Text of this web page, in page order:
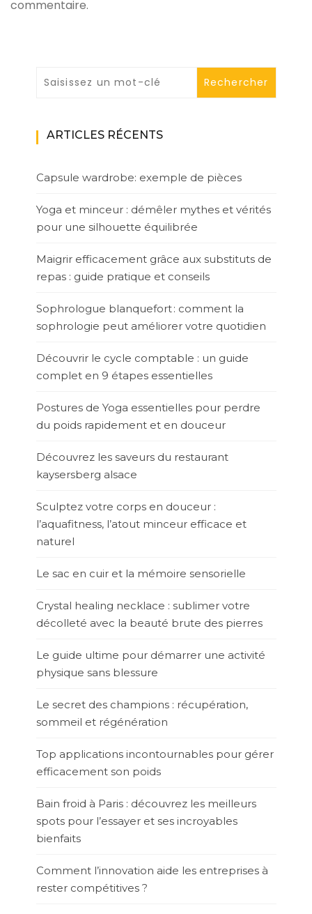
commentaire.
ARTICLES RÉCENTS
Capsule wardrobe: exemple de pièces
Yoga et minceur : démêler mythes et vérités
pour une silhouette équilibrée
Maigrir efficacement grâce aux substituts de
repas : guide pratique et conseils
Sophrologue blanquefort : comment la
sophrologie peut améliorer votre quotidien
Découvrir le cycle comptable : un guide
complet en 9 étapes essentielles
Postures de Yoga essentielles pour perdre
du poids rapidement et en douceur
Découvrez les saveurs du restaurant
kaysersberg alsace
Sculptez votre corps en douceur :
l’aquafitness, l’atout minceur efficace et
naturel
Le sac en cuir et la mémoire sensorielle
Crystal healing necklace : sublimer votre
décolleté avec la beauté brute des pierres
Le guide ultime pour démarrer une activité
physique sans blessure
Le secret des champions : récupération,
sommeil et régénération
Top applications incontournables pour gérer
efficacement son poids
Bain froid à Paris : découvrez les meilleurs
spots pour l’essayer et ses incroyables
bienfaits
Comment l’innovation aide les entreprises à
rester compétitives ?